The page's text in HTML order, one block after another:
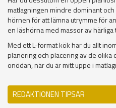
matlagningen mindre dominant
hörnen för att lämna utrymme för
en läshörna med massor av
Med ett L-format kök har du allt
planering och placering av de
onödan, när du är mitt uppe i
REDAKTIONEN TIPSAR